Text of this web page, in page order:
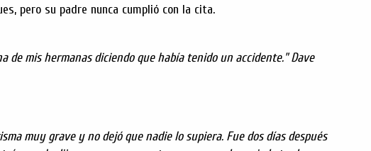
pero su padre nunca cumplió con la cita.
de mis hermanas diciendo que había tenido un accidente." Dave
muy grave y no dejó que nadie lo supiera. Fue dos días después